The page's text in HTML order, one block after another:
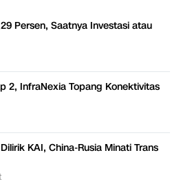
Persen, Saatnya Investasi atau
2, InfraNexia Topang Konektivitas
KAI, China-Rusia Minati Trans